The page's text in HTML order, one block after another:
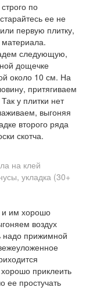
по
ее не
первую плитку,
материала.
следующую,
дощечке
около 10 см. На
притягиваем
у плитки нет
выгоняя
второго ряда
скотча.
на клей
и им хорошо
воздух
надо прижимной
приклеить
ее простучать